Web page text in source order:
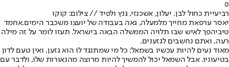
0
רביעיית כחול לבן. יעלון, אשכנזי, גנץ ולפיד // צילום: קוקו
יאסר ערפאת מחייך מלמעלה, גאה בעבודה של יועצו משכבר הימים.אחמד
טיביהפך לאיש שבו תלויה הממשלה הבאה בישראל. תעזו לומר על זה מילה
רעה, ואתם נחשבים לגזענים.
מאוד נעים להיות עכשיו בשמאל: כל מי שמתנגד לו הוא גזען, ואין טעם לדון
בטיעוניו. אבל השמאל יכול להמשיך להיות מרוצה מהנאורות שלו, ולדבר עם